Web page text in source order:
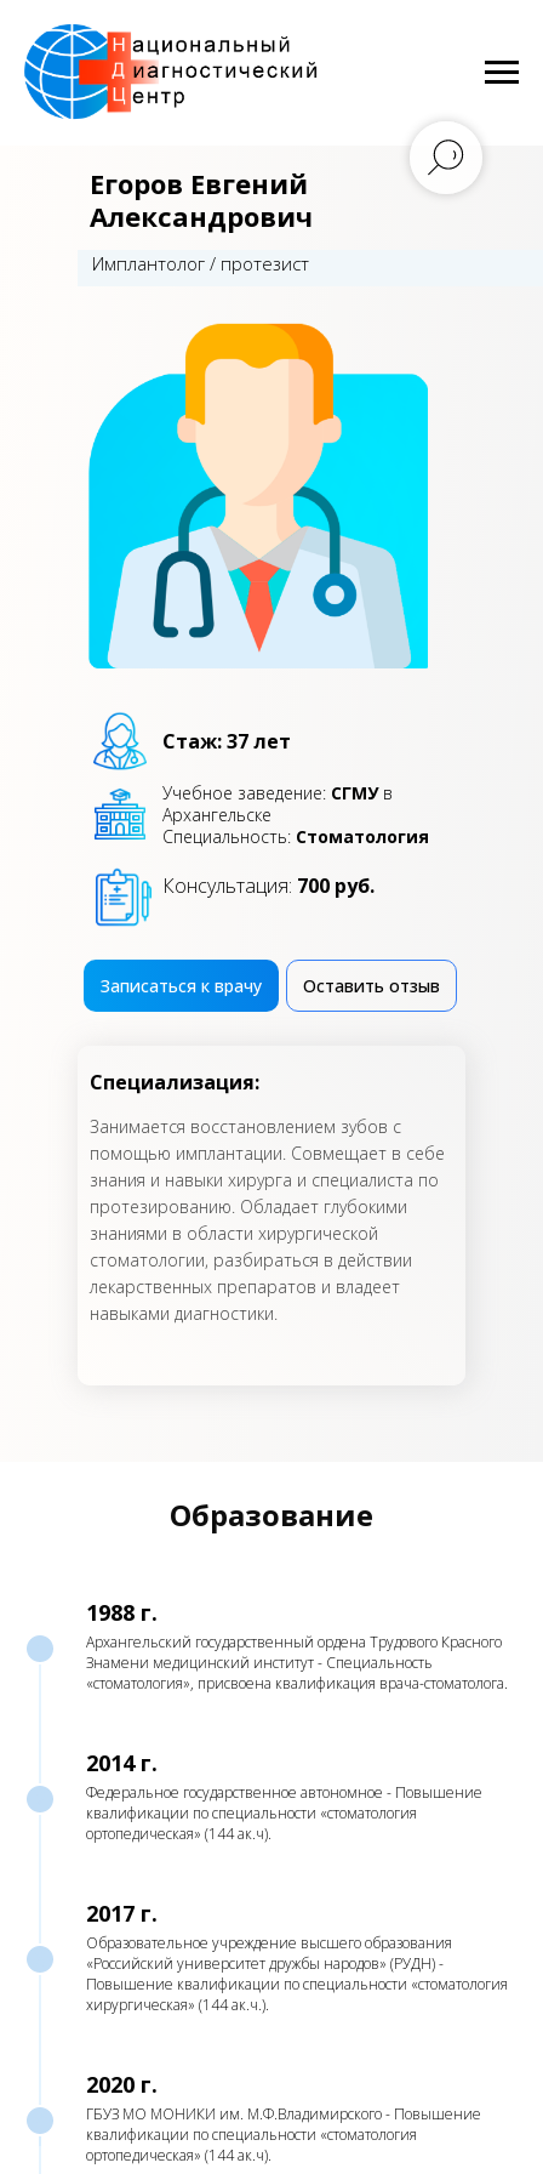
Егоров Евгений
Александрович
Занимается восстановлением зубов с
помощью имплантации. Совмещает в себе
знания и навыки хирурга и специалиста по
протезированию. Обладает глубокими
знаниями в области хирургической
стоматологии, разбираться в действии
лекарственных препаратов и владеет
навыками диагностики.
Имплантолог / протезист
Оставить отзыв
Стаж: 37 лет
Специализация:
Учебное заведение: СГМУ в
Архангельске
Специальность: Стоматология
Консультация: 700 руб.
Записаться к врачу
Образование
1988 г.
Архангельский государственный ордена Трудового Красного
Знамени медицинский институт - Специальность
«стоматология», присвоена квалификация врача-стоматолога.
2014 г.
Федеральное государственное автономное - Повышение
квалификации по специальности «стоматология
ортопедическая» (144 ак.ч).
2017 г.
Образовательное учреждение высшего образования
«Российский университет дружбы народов» (РУДН) -
Повышение квалификации по специальности «стоматология
хирургическая» (144 ак.ч.).
2020 г.
ГБУЗ МО МОНИКИ им. М.Ф.Владимирского - Повышение
квалификации по специальности «стоматология
ортопедическая» (144 ак.ч).